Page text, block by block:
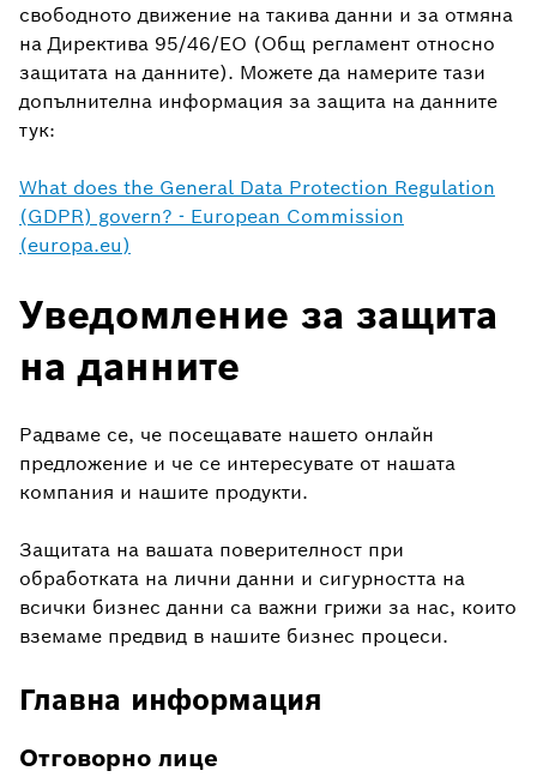
свободното движение на такива данни и за отмяна
на Директива 95/46/EО (Общ регламент относно
защитата на данните). Можете да намерите тази
допълнителна информация за защита на данните
тук:
What does the General Data Protection Regulation
(GDPR) govern? - European Commission
(europa.eu)
Уведомление за защита
на данните
Радваме се, че посещавате нашето онлайн
предложение и че се интересувате от нашата
компания и нашите продукти.
Защитата на вашата поверителност при
обработката на лични данни и сигурността на
всички бизнес данни са важни грижи за нас, които
вземаме предвид в нашите бизнес процеси.
Главна информация
Отговорно лице